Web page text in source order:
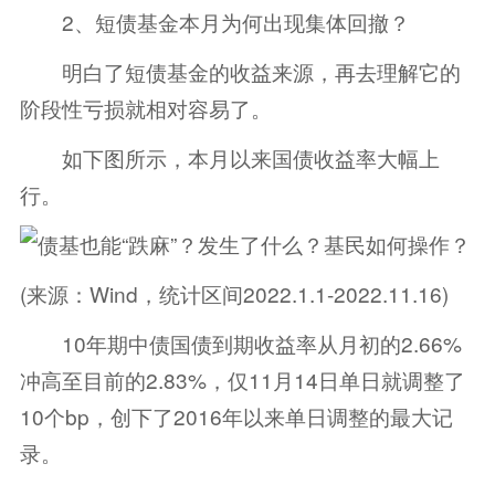
2、短债基金本月为何出现集体回撤？
明白了短债基金的收益来源，再去理解它的
阶段性亏损就相对容易了。
如下图所示，本月以来国债收益率大幅上
行。
(来源：Wind，统计区间2022.1.1-2022.11.16)
10年期中债国债到期收益率从月初的2.66%
冲高至目前的2.83%，仅11月14日单日就调整了
10个bp，创下了2016年以来单日调整的最大记
录。